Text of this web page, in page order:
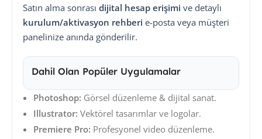
Satın alma sonrası dijital hesap erişimi ve detaylı
kurulum/aktivasyon rehberi e-posta veya müşteri
panelinize anında gönderilir.
Dahil Olan Popüler Uygulamalar
Photoshop: Görsel düzenleme & dijital sanat.
Illustrator: Vektörel tasarımlar ve logolar.
Premiere Pro: Profesyonel video düzenleme.